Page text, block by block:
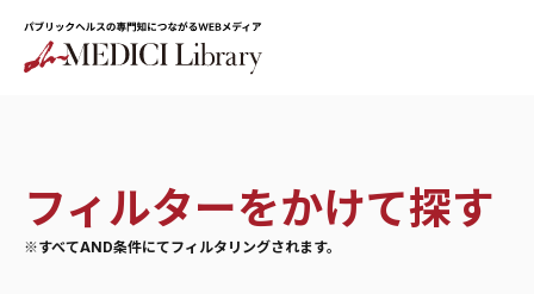
フィルターをかけて探す
※すべてAND条件にてフィルタリングされます。